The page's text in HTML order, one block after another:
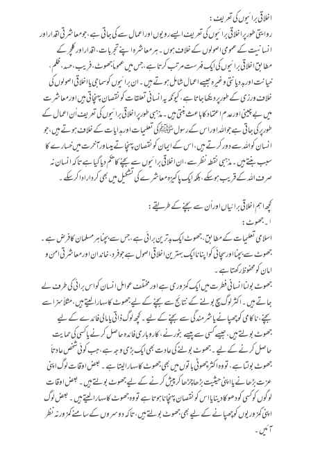
اخلاقی برائیوں کی تعریف:
روایتی طور پر اخلاقی برائیوں کی تعریف ایسے رویوں اور اعمال سے کی جاتی ہے، جو معاشرتی اقدار اور
انسانیت کے عمومی اصولوں کے خلاف ہوں۔ ہر معاشرہ اپنے تجربات، اقدار اور کلچر کے
مطابق اخلاقی برائیوں کی ایک فہرست مرتب کرتا ہے، جس میں عموماً جھوٹ، فریب، حسد، ظلم،
خیانت اور بددیانتی وغیرہ جیسے اعمال شامل ہوتے ہیں۔ ان برائیوں کو سماجی یا اخلاقی اصولوں کی
خلاف ورزی کے طور پر دیکھا جاتا ہے، کیونکہ یہ انسانی تعلقات کو نقصان پہنچاتی ہیں اور معاشرت
میں بےچینی اور عدم اعتماد کا باعث بنتی ہیں۔ مذہبی طور پر اخلاقی برائیوں کی تعریف اُن اعمال کے
طور پر کی جاتی ہے جو اللہ اور اس کے رسول ﷺ کی تعلیمات اور ہدایات کے خلاف ہوتے ہیں، جو
انسان کو اللہ سے دور کرتے ہیں، اس کے ایمان کو نقصان پہنچاتے ہیںاور آخرت میں خسارے کا
سبب بنتے ہیں۔ مذہبی نقطہ نظر سے، ان اخلاقی برائیوں سے بچنے کا حکم دیا گیا ہے تاکہ انسان نہ
صرف اللہ کے قریب ہو سکے، بلکہ ایک پاکیزہ معاشرے کی تشکیل میں بھی کردار ادا کر سکے۔
کچھ اہم اخلاقی برائیاں اور اُن سے بچنے کے طریقے:
۱۔جھوٹ:
اسلامی تعلیمات کے مطابق، جھوٹ ایک بدترین برائی ہے، جس سے بچنا ہر مسلمان کا فرض ہے۔
جھوٹ سے بچنا اور سچائی کو اپنانا ایک بہترین اخلاقی اصول ہے جو فرد، خاندان اور معاشرتی امن و
امان کو محفوظ رکھتا ہے۔
جھوٹ بولنا انسانی فطرت میں ایک کمزوری ہےاور مختلف عوامل انسان کو اس برائی کی طرف لے
جاتے ہیں۔اکثر لوگ سچ بولنے کے نتائج سے بچنے کے لیے جھوٹ کا سہارا لیتے ہیں، مثلاً سزا سے
بچنے، ناکامی کو چھپانے یا شرمندگی سے بچنے کے لیے۔کچھ لوگ ذاتی یا مالی فائدے کے لیے
جھوٹ بولتے ہیں، جیسے کسی سے پیسے بٹورنے، کاروباری فائدہ حاصل کرنے یا کسی کی حمایت
حاصل کرنے کے لیے۔جھوٹ بولنے کی عادت بھی ایک بڑی وجہ ہے، جب کوئی شخص عادتاً
جھوٹ بولتا ہے، تو وہ اکثر چھوٹی باتوں میں بھی جھوٹ کا سہارا لیتا ہے۔بعض اوقات لوگ اپنی
عزت بڑھانے یا اپنی حیثیت بڑھا چڑھا کر پیش کرنے کے لیے جھوٹ بولتے ہیں۔بعض اوقات
لوگوں کوکسی کو دھوکا دینا یا اس کو نقصان پہنچانا ہوتا ہےتو وہ جھوٹ کا سہارا لیتے ہیں۔بعض لوگ
اپنی کمزوریوں کو چھپانے کے لیے بھی جھوٹ بولتے ہیں ،تاکہ دوسروں کے سامنے کمزور نہ نظر
آئیں۔